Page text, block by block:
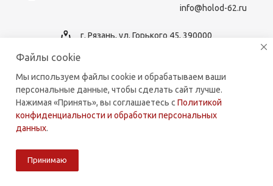
info@holod-62.ru
г. Рязань, ул. Горького 45, 390000
2026 © holod-62.ru. Комплектующие для бытовой и
коммерческой техники.
Файлы cookie
Мы используем файлы cookie и обрабатываем ваши
персональные данные, чтобы сделать сайт лучше.
Нажимая «Принять», вы соглашаетесь с Политикой
конфиденциальности и обработки персональных
данных.
Принимаю